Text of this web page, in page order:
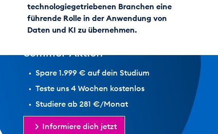
technologiegetriebenen Branchen eine
führende Rolle in der Anwendung von
Daten und KI zu übernehmen.
Sommer-Aktion
Spare 1.999 € auf dein Studium
Teste uns 4 Wochen kostenlos
Studiere ab 281 €/Monat
Informiere dich jetzt
1.999 €
sparen!